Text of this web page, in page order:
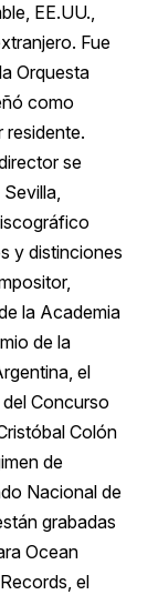
EE.UU.,
Fue
Orquesta
como
residente.
se
y distinciones
la Academia
de la
el
Concurso
Colón
de
Nacional de
grabadas
Ocean
el